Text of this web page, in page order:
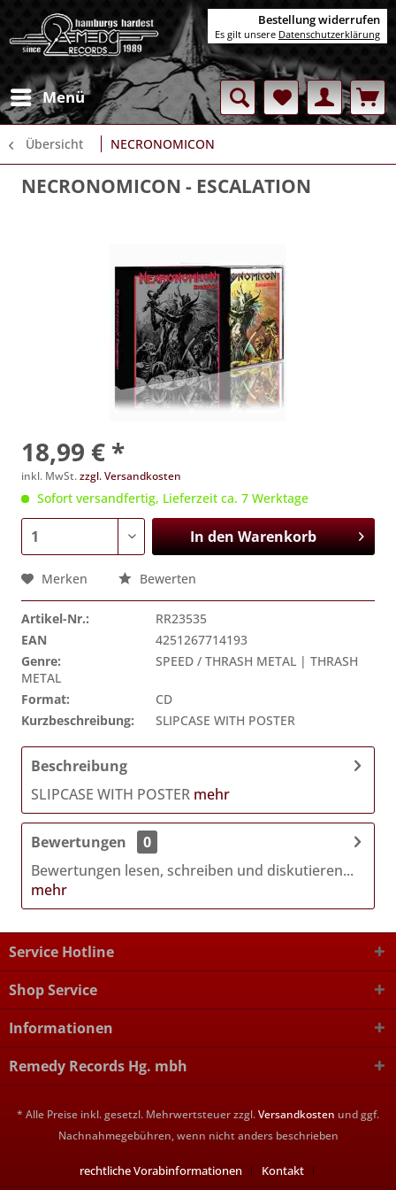
Menü
Übersicht NECRONOMICON
NECRONOMICON - ESCALATION
18,99 € *
inkl. MwSt.zzgl. Versandkosten
Sofort versandfertig, Lieferzeit ca. 7 Werktage
In denWarenkorb
Merken Bewerten
Artikel-Nr.:
RR23535
EAN
4251267714193
Genre:
SPEED / THRASH METAL | THRASH
METAL
Format:
CD
Kurzbeschreibung:
SLIPCASE WITH POSTER
Beschreibung
SLIPCASE WITH POSTER mehr
Bewertungen
0
Bewertungen lesen, schreiben und diskutieren...
mehr
Service Hotline
Shop Service
Informationen
Remedy Records Hg. mbh
* Alle Preise inkl. gesetzl. Mehrwertsteuer zzgl.Versandkosten und ggf.
Nachnahmegebühren, wenn nicht anders beschrieben
rechtliche Vorabinformationen Kontakt
Bestellung widerrufen
Es gilt unsere Datenschutzerklärung